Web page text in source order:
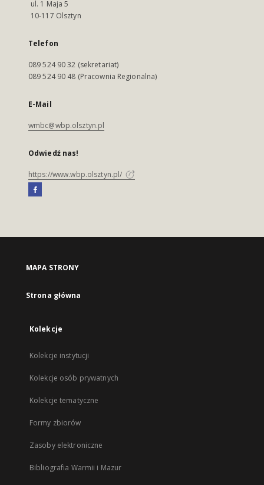
ul. 1 Maja 5
10-117 Olsztyn
Telefon
089 524 90 32 (sekretariat)
089 524 90 48 (Pracownia Regionalna)
E-Mail
wmbc@wbp.olsztyn.pl
Odwiedź nas!
https://www.wbp.olsztyn.pl/
MAPA STRONY
Strona główna
Kolekcje
Kolekcje instytucji
Kolekcje osób prywatnych
Kolekcje tematyczne
Formy zbiorów
Zasoby elektroniczne
Bibliografia Warmii i Mazur